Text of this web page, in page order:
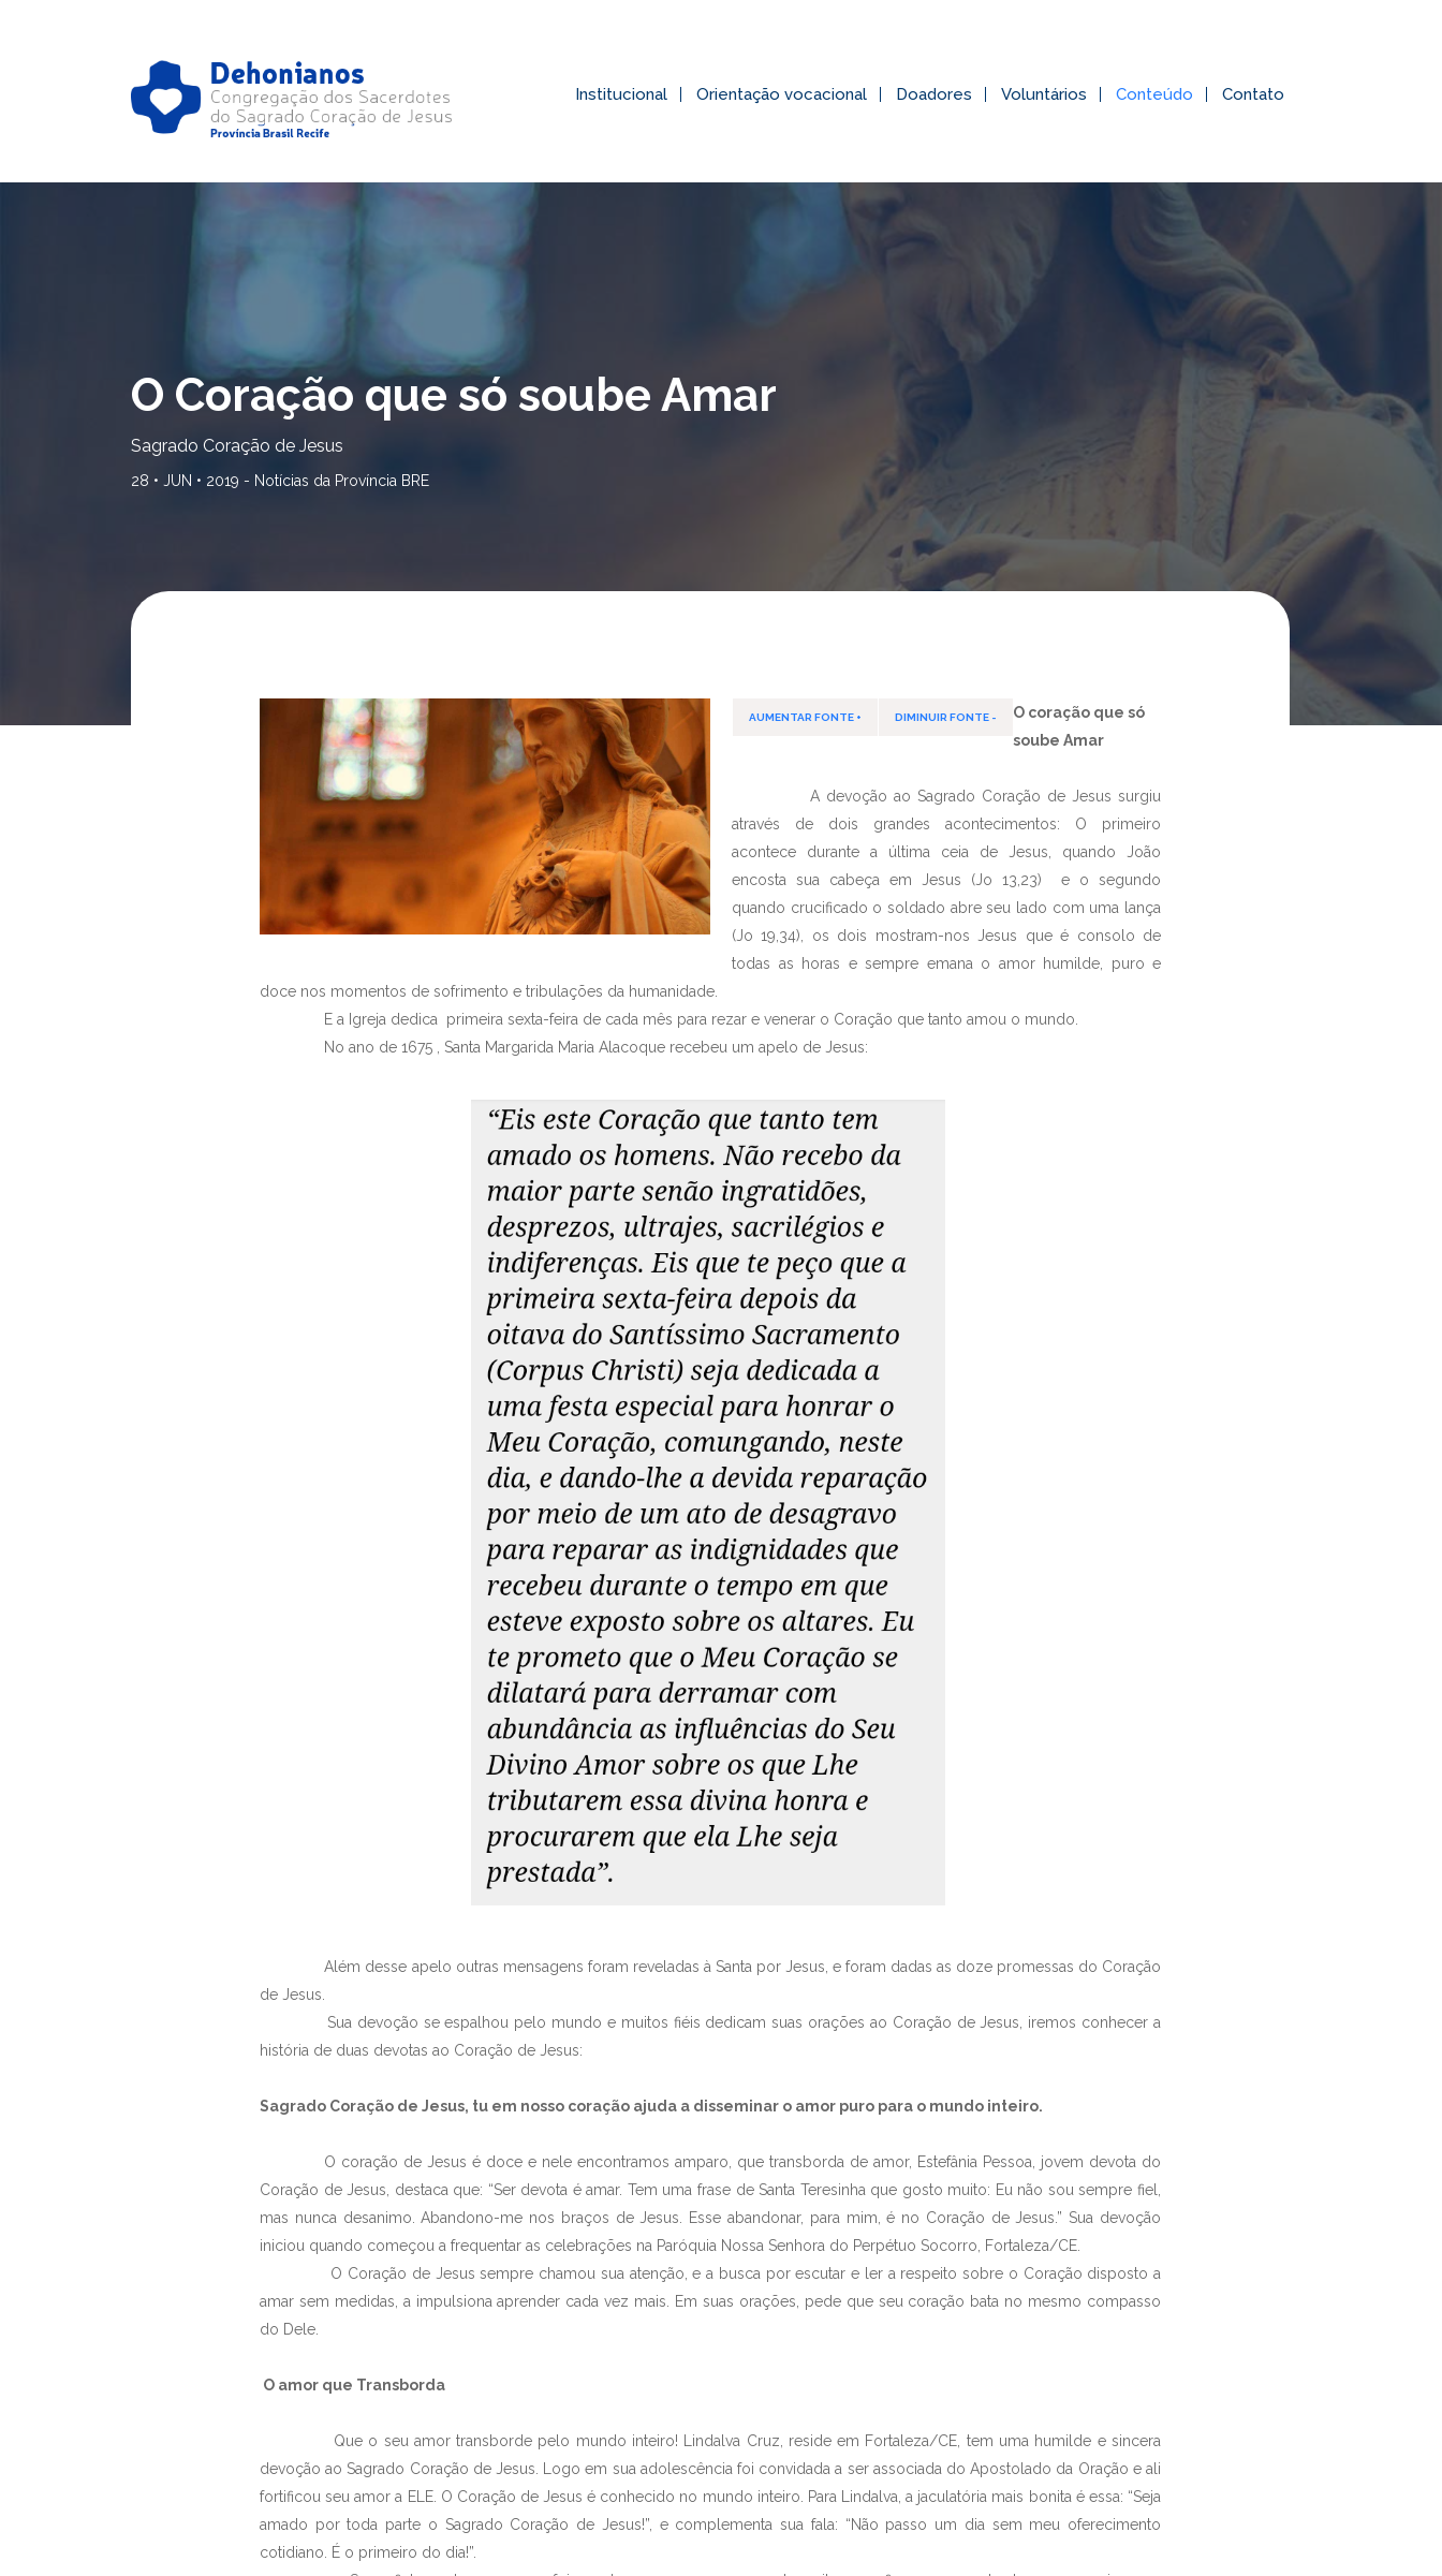
Institucional Orientação vocacional Doadores Voluntários Conteúdo Contato
O Coração que só soube Amar
Sagrado Coração de Jesus
28 • JUN • 2019 - Notícias da Província BRE
AUMENTAR FONTE + DIMINUIR FONTE -
O coração que só
soube Amar
A devoção ao Sagrado Coração de Jesus surgiu
através de dois grandes acontecimentos: O primeiro
acontece durante a última ceia de Jesus, quando João
encosta sua cabeça em Jesus (Jo 13,23) e o segundo
quando crucificado o soldado abre seu lado com uma lança
(Jo 19,34), os dois mostram-nos Jesus que é consolo de
todas as horas e sempre emana o amor humilde, puro e
doce nos momentos de sofrimento e tribulações da humanidade.
E a Igreja dedica primeira sexta-feira de cada mês para rezar e venerar o Coração que tanto amou o mundo.
No ano de 1675 , Santa Margarida Maria Alacoque recebeu um apelo de Jesus:
Além desse apelo outras mensagens foram reveladas à Santa por Jesus, e foram dadas as doze promessas do Coração
de Jesus.
Sua devoção se espalhou pelo mundo e muitos fiéis dedicam suas orações ao Coração de Jesus, iremos conhecer a
história de duas devotas ao Coração de Jesus:
Sagrado Coração de Jesus, tu em nosso coração ajuda a disseminar o amor puro para o mundo inteiro.
O coração de Jesus é doce e nele encontramos amparo, que transborda de amor, Estefânia Pessoa, jovem devota do
Coração de Jesus, destaca que: “Ser devota é amar. Tem uma frase de Santa Teresinha que gosto muito: Eu não sou sempre fiel,
mas nunca desanimo. Abandono-me nos braços de Jesus. Esse abandonar, para mim, é no Coração de Jesus.” Sua devoção
iniciou quando começou a frequentar as celebrações na Paróquia Nossa Senhora do Perpétuo Socorro, Fortaleza/CE.
O Coração de Jesus sempre chamou sua atenção, e a busca por escutar e ler a respeito sobre o Coração disposto a
amar sem medidas, a impulsiona aprender cada vez mais. Em suas orações, pede que seu coração bata no mesmo compasso
do Dele.
O amor que Transborda
Que o seu amor transborde pelo mundo inteiro! Lindalva Cruz, reside em Fortaleza/CE, tem uma humilde e sincera
devoção ao Sagrado Coração de Jesus. Logo em sua adolescência foi convidada a ser associada do Apostolado da Oração e ali
fortificou seu amor a ELE. O Coração de Jesus é conhecido no mundo inteiro. Para Lindalva, a jaculatória mais bonita é essa: “Seja
amado por toda parte o Sagrado Coração de Jesus!”, e complementa sua fala: “Não passo um dia sem meu oferecimento
cotidiano. É o primeiro do dia!”.